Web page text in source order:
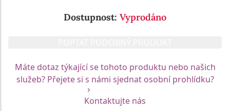
Dostupnost: Vyprodáno
Máte dotaz týkající se tohoto produktu nebo našich
služeb? Přejete si s námi sjednat osobní prohlídku?
Kontaktujte nás